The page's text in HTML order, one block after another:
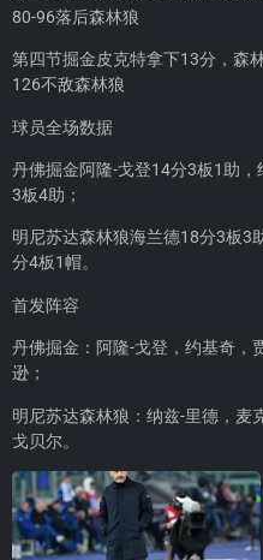
80-96落后森林狼
第四节掘金皮克特拿下13分，森
126不敌森林狼
球员全场数据
丹佛掘金阿隆-戈登14分3板1助
3板4助；
明尼苏达森林狼海兰德18分3板3
分4板1帽。
首发阵容
丹佛掘金：阿隆-戈登，约基奇，
逊；
明尼苏达森林狼：纳兹-里德，麦
戈贝尔。